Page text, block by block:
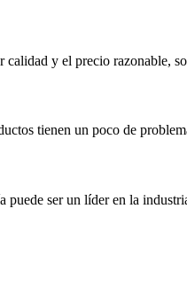
calidad y el precio razonable,
tienen un poco de
ser un líder en la